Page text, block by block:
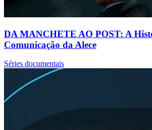
DA MANCHETE AO POST: A
Comunicação da Alece
Séries documentais